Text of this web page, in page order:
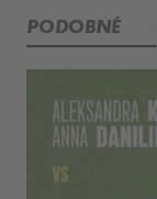
PODOBNÉ